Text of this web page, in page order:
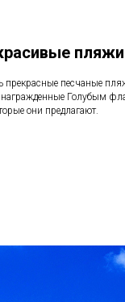
пляжи
прекрасные песчаные
награжденные Голубым
они предлагают.